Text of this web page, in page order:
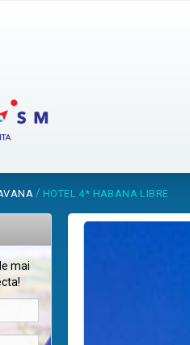
/ HOTEL 4* HABANA LIBRE
mai